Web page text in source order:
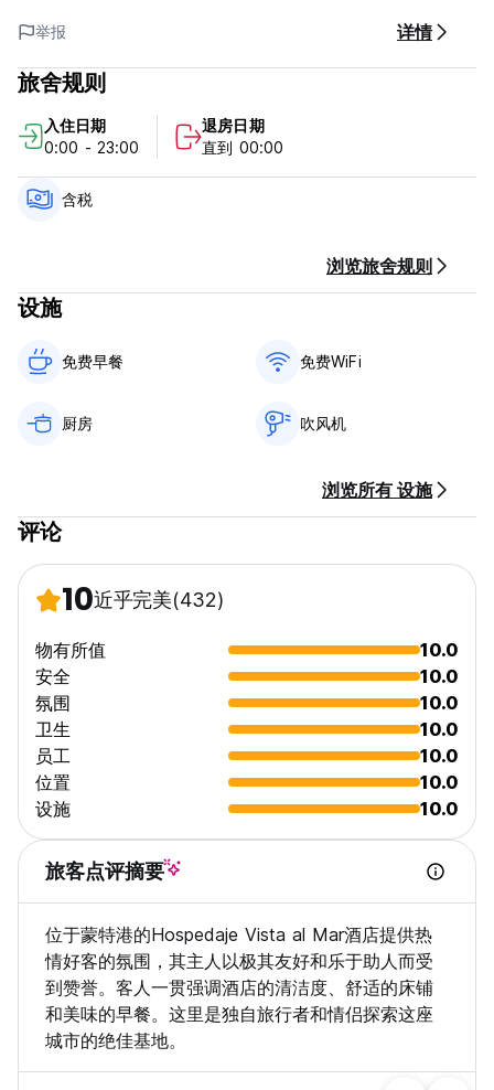
退房: 12:00
包含早餐
不接受信用卡
72小时取消政策
language)
举报 详情
旅舍规则
入住日期
0:00 - 23:00
退房日期
直到 00:00
含税
浏览旅舍规则
设施
免费早餐‎ 免费WiFi
厨房 吹风机
浏览所有 设施
评论
10近乎完美(432)
物有所值
10.0
安全
10.0
氛围
10.0
卫生
10.0
员工
10.0
位置
10.0
设施
10.0
旅客点评摘要
位于蒙特港的Hospedaje Vista al Mar酒店提供热
情好客的氛围，其主人以极其友好和乐于助人而受
到赞誉。客人一贯强调酒店的清洁度、舒适的床铺
和美味的早餐。这里是独自旅行者和情侣探索这座
城市的绝佳基地。